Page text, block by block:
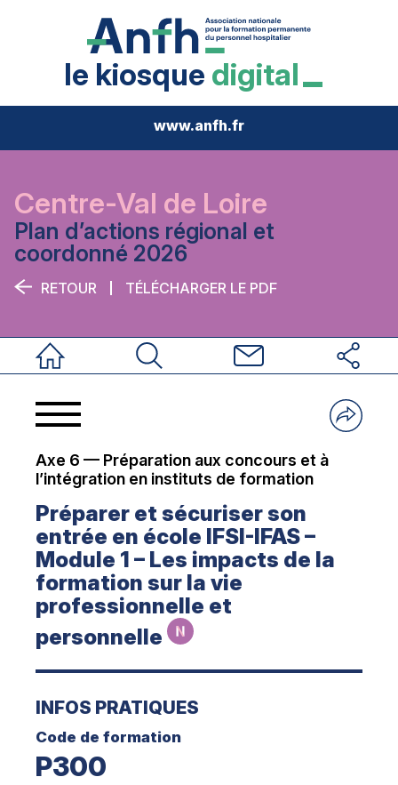
le kiosque digital
www.anfh.fr
Accueil Rechercher Nous contacter Réseaux
Centre-Val de Loire
Plan d’actions régional et
coordonné 2026
RETOUR TÉLÉCHARGER LE PDF
Axe 6 — Préparation aux concours et à
l’intégration en instituts de formation
Préparer et sécuriser son
entrée en école IFSI-IFAS –
Module 1 – Les impacts de la
formation sur la vie
professionnelle et
personnelle
INFOS PRATIQUES
Code de formation
P300